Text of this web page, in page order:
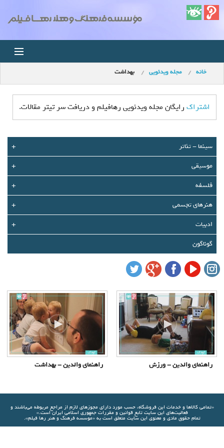
خانه
فروشگاه
مجله ویدئویی
کودک
درباره ما
تماس با ما
سبد خرید شما خالی است
سبد خرید
ورود
عضویت
خانه مجله ویدئویی بهداشت
اشتراک رایگان مجله ویدئویی رهافیلم و دریافت سر تیتر مقالات.
سينما - تئاتر
+
موسیقی
+
فلسفه
+
هنرهای تجسمی
+
ادبیات
+
گوناگون
راهنمای والدین - ورزش راهنمای والدین - بهداشت
«تمامي كالاها و خدمات اين فروشگاه، حسب مورد دارای مجوزهای لازم از مراجع مربوطه مي‌باشند و
فعاليت‌های اين سايت تابع قوانين و مقررات جمهوری اسلامی ايران است.»
تمام حقوق مادی و معنوی این سایت متعلق است به «موسسه فرهنگ و هنر رها فیلم».